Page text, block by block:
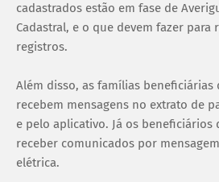
cadastrados estão em fase de
Cadastral, e o que devem fazer para
registros.
Além disso, as famílias beneficiárias
recebem mensagens no extrato de
e pelo aplicativo. Já os beneficiários
receber comunicados por
elétrica.